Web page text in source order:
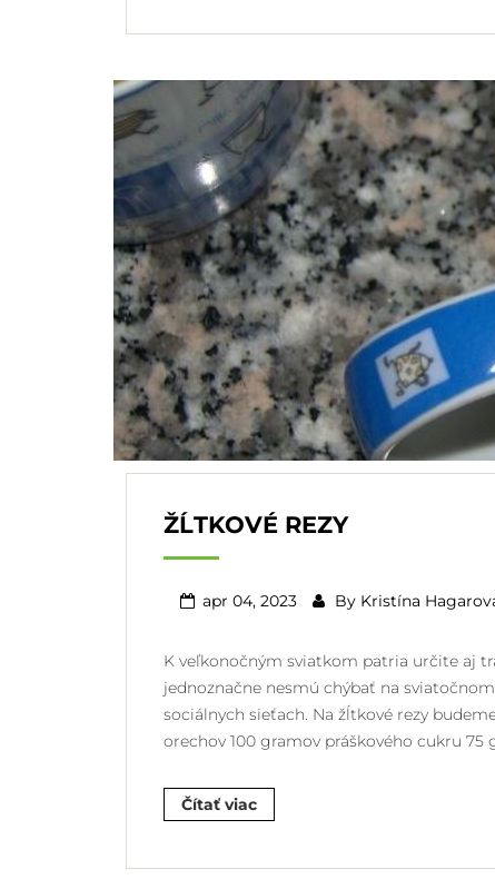
ŽĹTKOVÉ REZY
apr 04, 2023 By Kristína
K veľkonočným sviatkom patria určite aj
jednoznačne nesmú chýbať na
sociálnych sieťach. Na žĺtkové rezy
orechov 100 gramov práškového cukru
Čítať viac